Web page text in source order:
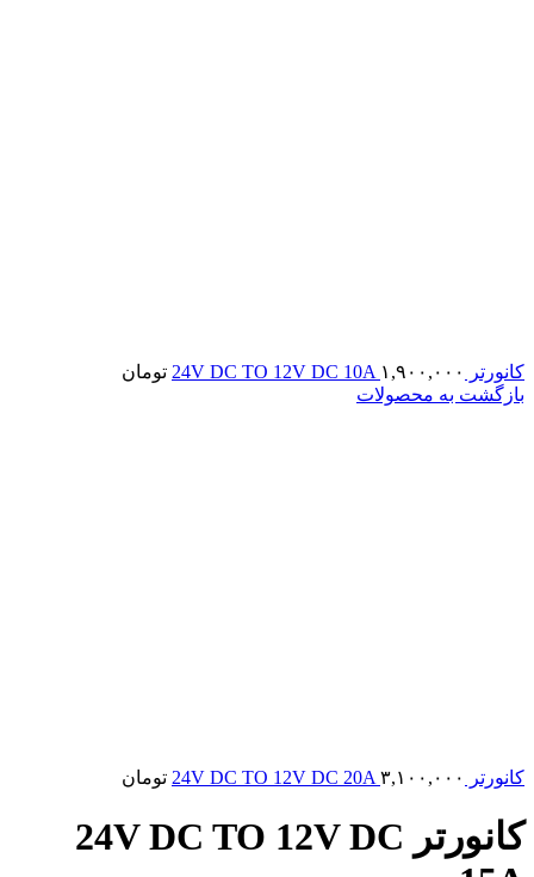
کانورتر 24V DC TO 12V DC 10A ۱,۹۰۰,۰۰۰
تومان
بازگشت به محصولات
کانورتر 24V DC TO 12V DC 20A ۳,۱۰۰,۰۰۰ تومان
کانورتر 24V DC TO 12V DC